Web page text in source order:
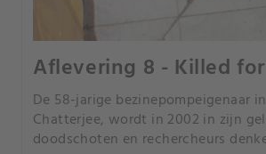
Aflevering 8 - Killed
De 58-jarige bezinepompeigenaar
Chatterjee, wordt in 2002 in zijn
doodschoten en rechercheurs